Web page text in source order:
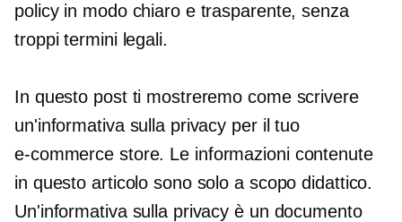
policy in modo chiaro e trasparente, senza
troppi termini legali.
In questo post ti mostreremo come scrivere
un'informativa sulla privacy per il tuo
e-commerce store. Le informazioni contenute
in questo articolo sono solo a scopo didattico.
Un'informativa sulla privacy è un documento